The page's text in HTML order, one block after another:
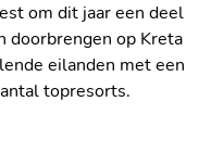
om dit jaar een deel
doorbrengen op Kreta
eilanden met een
topresorts.